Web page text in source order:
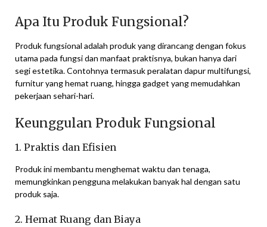
Apa Itu Produk Fungsional?
Produk fungsional adalah produk yang dirancang dengan fokus
utama pada fungsi dan manfaat praktisnya, bukan hanya dari
segi estetika. Contohnya termasuk peralatan dapur multifungsi,
furnitur yang hemat ruang, hingga gadget yang memudahkan
pekerjaan sehari-hari.
Keunggulan Produk Fungsional
1. Praktis dan Efisien
Produk ini membantu menghemat waktu dan tenaga,
memungkinkan pengguna melakukan banyak hal dengan satu
produk saja.
2. Hemat Ruang dan Biaya